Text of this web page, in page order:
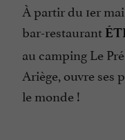
À partir du 1er
bar-restaurant
au camping Le
Ariège, ouvre ses
le monde !